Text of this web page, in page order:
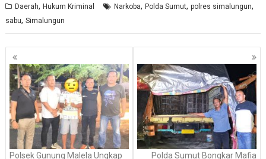
Daerah,Hukum Kriminal Narkoba,Polda Sumut,polres simalungun,
sabu,Simalungun
Navigasi
pos
Polsek Gunung Malela Ungkap Polda Sumut Bongkar Mafia